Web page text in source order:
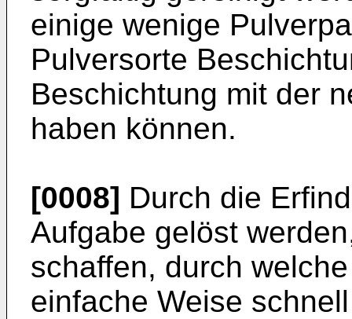
einige wenige
Pulversorte
Beschichtung mit der
haben können.
[0008] Durch die
Aufgabe gelöst
schaffen, durch
einfache Weise